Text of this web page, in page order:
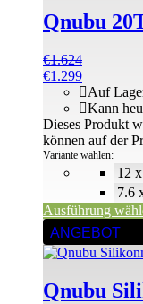
Qnubu
€1.624
€1.299
12
7.6
Auf
Kann
Variante wählen:
Ausführung
Dieses Produkt
können auf der
ANGEBOT
Qnubu